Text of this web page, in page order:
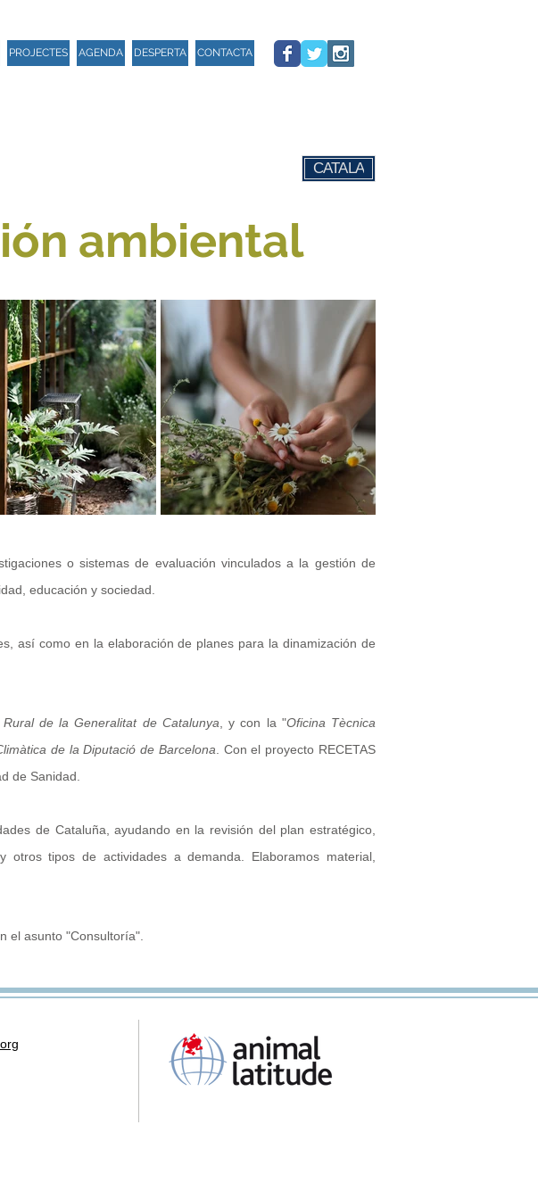
PROJECTES AGENDA DESPERTA CONTACTA
CATALÀ
ambiental
o sistemas de evaluación vinculados a la gestión de
educación y sociedad.
así como en la elaboración de planes para la dinamización de
de la Generalitat de Catalunya , y con la "Oficina Tècnica
de la Diputació de Barcelona . Con el proyecto RECETAS
de Sanidad.
de Cataluña, ayudando en la revisión del plan estratégico,
tipos de actividades a demanda. Elaboramos material,
el asunto "Consultoría".